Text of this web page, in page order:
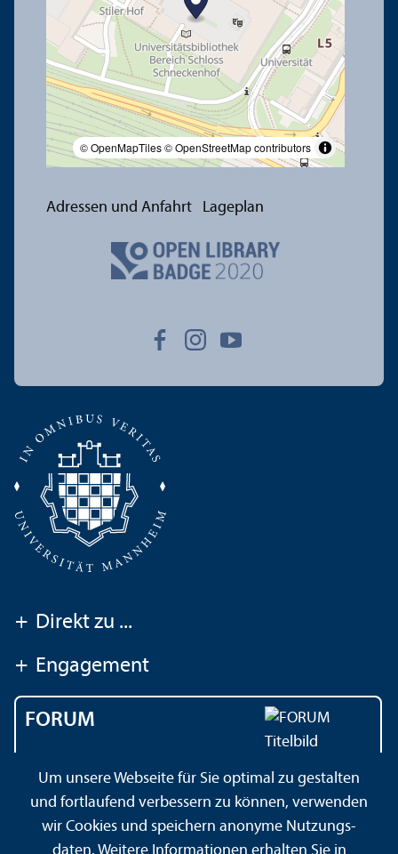
© OpenMapTiles© OpenStreetMap contributors
Adressen und Anfahrt Lageplan
+ Direkt zu ...
+ Engagement
FORUM
Universität Mannheim
Um unsere Webseite für Sie optimal zu gestalten
und fortlaufend verbessern zu können, verwenden
wir Cookies und speichern anonyme Nutzungs­